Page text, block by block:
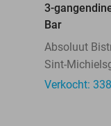
3-
Bar
Absoluut
Sint-
Verkocht: 338